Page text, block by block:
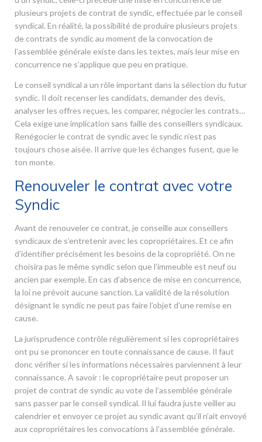
plusieurs projets de contrat de syndic, effectuée par le conseil
syndical. En réalité, la possibilité de produire plusieurs projets
de contrats de syndic au moment de la convocation de
l’assemblée générale existe dans les textes, mais leur mise en
concurrence ne s’applique que peu en pratique.
Le conseil syndical a un rôle important dans la sélection du futur
syndic. Il doit recenser les candidats, demander des devis,
analyser les offres reçues, les comparer, négocier les contrats…
Cela exige une implication sans faille des conseillers syndicaux.
Renégocier le contrat de syndic avec le syndic n’est pas
toujours chose aisée. Il arrive que les échanges fusent, que le
ton monte.
Renouveler le contrat avec votre
Syndic
Avant de renouveler ce contrat, je conseille aux conseillers
syndicaux de s’entretenir avec les copropriétaires. Et ce afin
d’identifier précisément les besoins de la copropriété. On ne
choisira pas le même syndic selon que l’immeuble est neuf ou
ancien par exemple. En cas d’absence de mise en concurrence,
la loi ne prévoit aucune sanction. La validité de la résolution
désignant le syndic ne peut pas faire l’objet d’une remise en
cause.
La jurisprudence contrôle régulièrement si les copropriétaires
ont pu se prononcer en toute connaissance de cause. Il faut
donc vérifier si les informations nécessaires parviennent à leur
connaissance. A savoir : le copropriétaire peut proposer un
projet de contrat de syndic au vote de l’assemblée générale
sans passer par le conseil syndical. Il lui faudra juste veiller au
calendrier et envoyer ce projet au syndic avant qu’il n’ait envoyé
aux copropriétaires les convocations à l’assemblée générale.